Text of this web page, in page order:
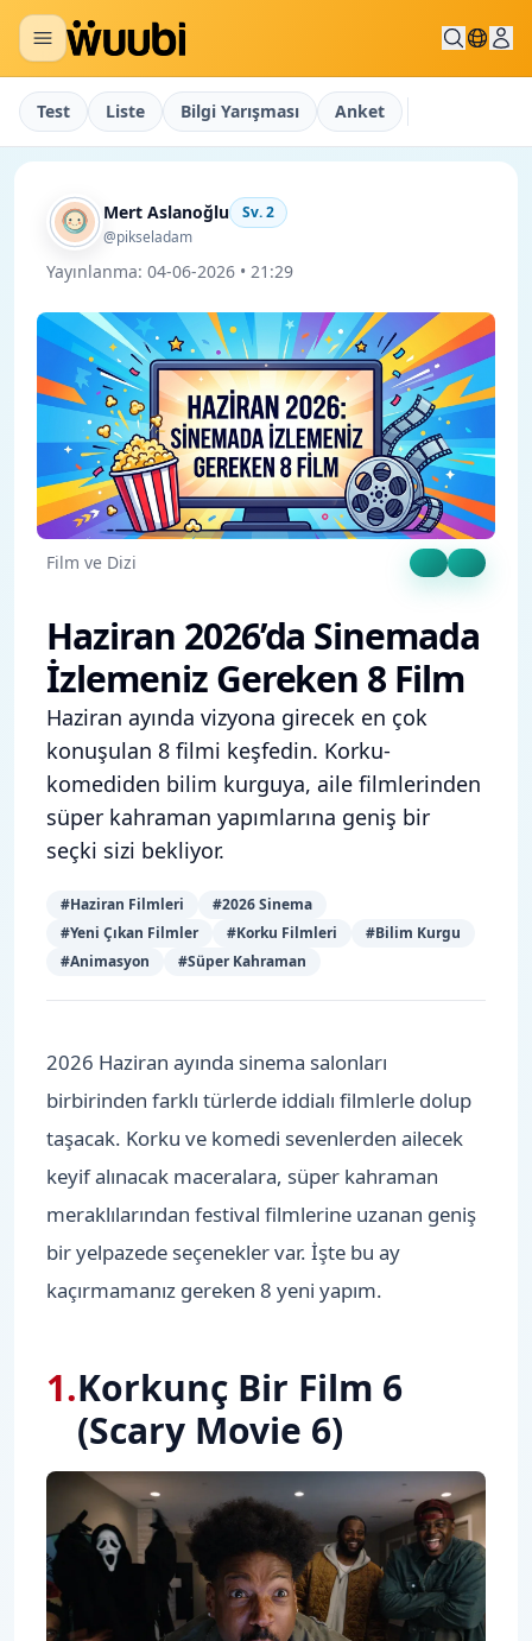
Test Liste Bilgi Yarışması Anket
Mert Aslanoğlu Sv.2
@pikseladam
Yayınlanma: 04-06-2026 • 21:29
Film ve Dizi
Haziran 2026’da Sinemada
İzlemeniz Gereken 8 Film
Haziran ayında vizyona girecek en çok
konuşulan 8 filmi keşfedin. Korku-
komediden bilim kurguya, aile filmlerinden
süper kahraman yapımlarına geniş bir
seçki sizi bekliyor.
#Haziran Filmleri #2026 Sinema
#Yeni Çıkan Filmler #Korku Filmleri #Bilim Kurgu
#Animasyon #Süper Kahraman
2026 Haziran ayında sinema salonları
birbirinden farklı türlerde iddialı filmlerle dolup
taşacak. Korku ve komedi sevenlerden ailecek
keyif alınacak maceralara, süper kahraman
meraklılarından festival filmlerine uzanan geniş
bir yelpazede seçenekler var. İşte bu ay
kaçırmamanız gereken 8 yeni yapım.
1.Korkunç Bir Film 6
(Scary Movie 6)